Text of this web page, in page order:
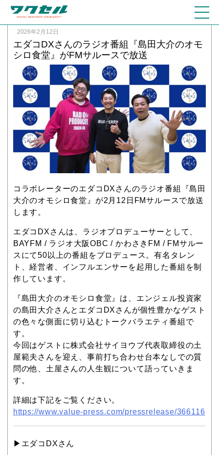
2026年2月12日
エダコDXさんのラジオ番組『島田大介のオモ
シロ食堂』がFMサルースで放送
コラボレーターのエダコDXさんのラジオ番組『島田
大介のオモシロ食堂』が2月12日FMサルースで放送
します。
エダコDXさんは、ラジオプロデューサーとして、
BAYFM / ラジオ大阪OBC / かわさきFM / FMサルー
スにて50以上の番組をプロデュース。有名タレン
ト、経営者、インフルエンサーを起用した番組を制
作しています。
『島田大介のオモシロ食堂』は、エンジェル投資家
の島田大介さんとエダコDXさんが個性豊かなゲスト
の色々な側面に切り込むトークバラエティ番組で
す。
今回はゲストに株式会社サイヨウブ代表取締役の土
屋範夫さんを迎え、事前打ち合わせ台本なしでの質
問の他、土屋さんの人生観について語っていきま
す。
詳細は下記をご覧ください。
https://www.value-press.com/pressrelease/366116
▶︎エダコDXさん